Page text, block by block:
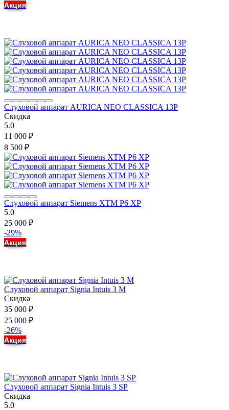
Акция
Слуховой аппарат AURICA NEO CLASSICA 13P
Скидка
5.0
11 000 ₽
8 500 ₽
Слуховой аппарат Siemens XTM P6 XP
5.0
25 000 ₽
-29%
Акция
Слуховой аппарат Signia Intuis 3 M
Скидка
35 000 ₽
25 000 ₽
-26%
Акция
Слуховой аппарат Signia Intuis 3 SP
Скидка
5.0